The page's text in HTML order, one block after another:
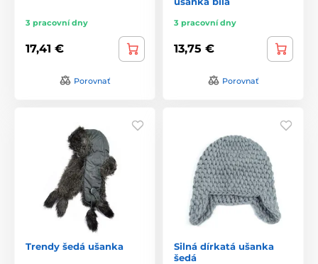
3 pracovní dny
17,41 €
Porovnať
3 pracovní dny
13,75 €
Porovnať
Trendy šedá ušanka
Silná dírkatá ušanka
šedá